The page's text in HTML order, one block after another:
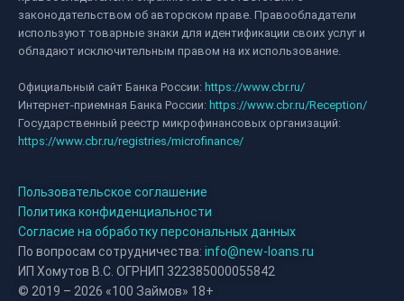
законодательством об авторском праве. Правообладатели
используют товарные знаки для идентификации своих услуг и
обладают исключительным правом на их использование.
Официальный сайт Банка России: https://www.cbr.ru/
Интернет-приемная Банка России: https://www.cbr.ru/Reception/
Государственный реестр микрофинансовых организаций:
https://www.cbr.ru/registries/microfinance/
Пользовательское соглашение
Политика конфиденциальности
Согласие на обработку персональных данных
По вопросам сотрудничества: info@new-loans.ru
ИП Хомутов В.С. ОГРНИП 322385000055842
© 2019 – 2026 «100 Займов» 18+